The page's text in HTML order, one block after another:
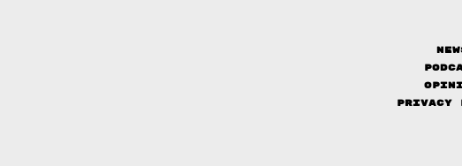
Privacy